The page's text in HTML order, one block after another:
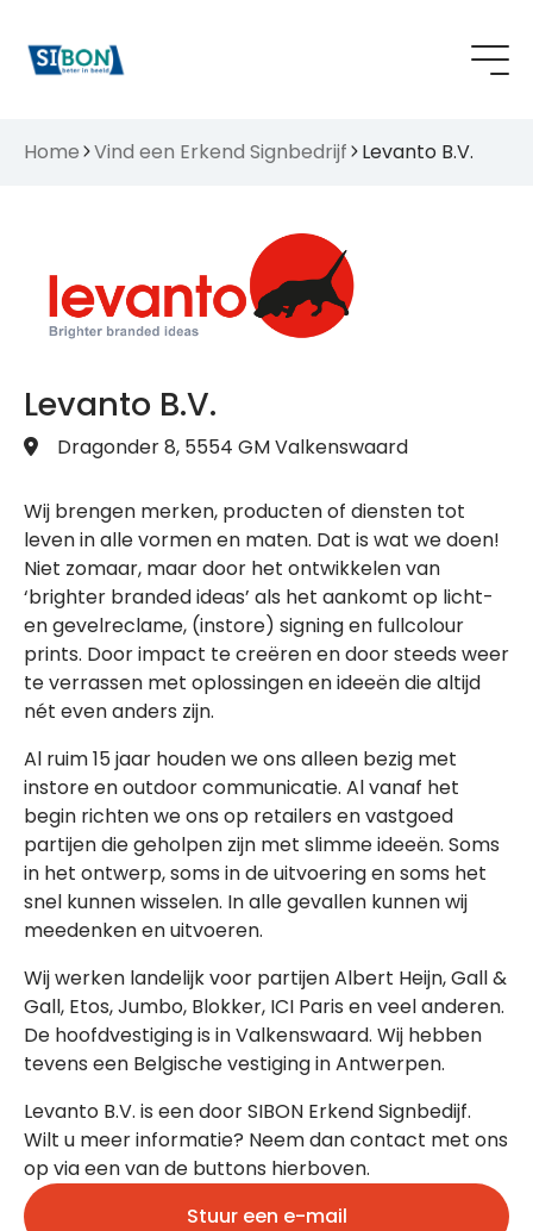
Home Vind een Erkend Signbedrijf Levanto B.V.
Levanto B.V.
Dragonder 8, 5554 GM Valkenswaard
Wij brengen merken, producten of diensten tot
leven in alle vormen en maten. Dat is wat we doen!
Niet zomaar, maar door het ontwikkelen van
‘brighter branded ideas’ als het aankomt op licht-
en gevelreclame, (instore) signing en fullcolour
prints. Door impact te creëren en door steeds weer
te verrassen met oplossingen en ideeën die altijd
nét even anders zijn.
Al ruim 15 jaar houden we ons alleen bezig met
instore en outdoor communicatie. Al vanaf het
begin richten we ons op retailers en vastgoed
partijen die geholpen zijn met slimme ideeën. Soms
in het ontwerp, soms in de uitvoering en soms het
snel kunnen wisselen. In alle gevallen kunnen wij
meedenken en uitvoeren.
Wij werken landelijk voor partijen Albert Heijn, Gall &
Gall, Etos, Jumbo, Blokker, ICI Paris en veel anderen.
De hoofdvestiging is in Valkenswaard. Wij hebben
tevens een Belgische vestiging in Antwerpen.
Levanto B.V. is een door SIBON Erkend Signbedijf.
Wilt u meer informatie? Neem dan contact met ons
op via een van de buttons hierboven.
Stuur een e-mail